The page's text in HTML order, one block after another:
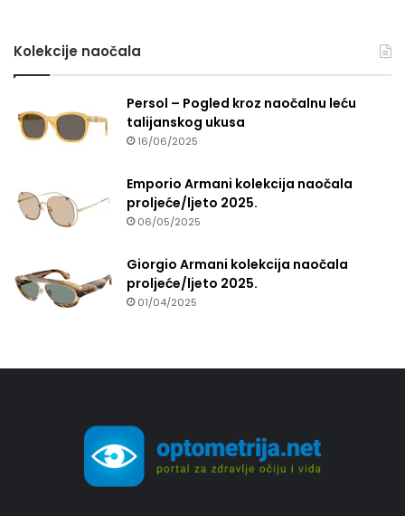
Kolekcije naočala
Persol – Pogled kroz naočalnu leću
talijanskog ukusa
16/06/2025
Emporio Armani kolekcija naočala
proljeće/ljeto 2025.
06/05/2025
Giorgio Armani kolekcija naočala
proljeće/ljeto 2025.
01/04/2025